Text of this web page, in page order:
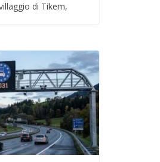
di Tikem,